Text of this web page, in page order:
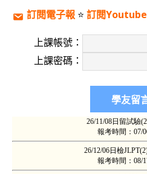
訂閱電子報 ⭐️ 訂閱Youtube
上課帳號：
上課密碼：